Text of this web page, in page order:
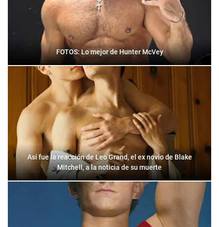
FOTOS: Lo mejor de Hunter McVey
Así fue la reacción de Leo Grand, el ex novio de Blake
Mitchell, a la noticia de su muerte